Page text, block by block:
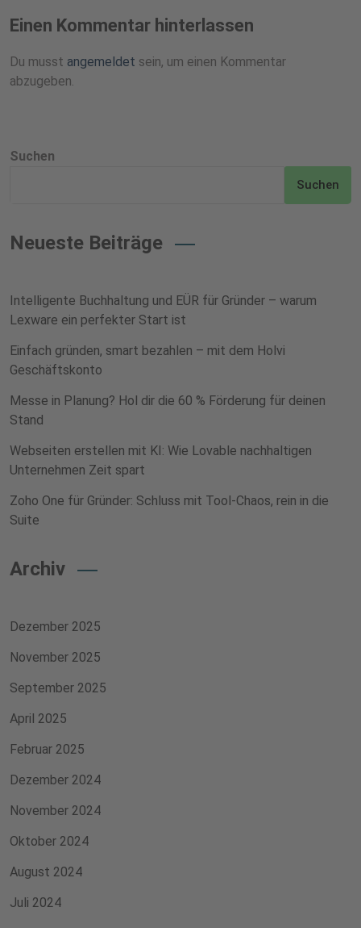
Einen Kommentar hinterlassen
Du musst angemeldet sein, um einen Kommentar
abzugeben.
Suchen
Suchen
Neueste Beiträge
Intelligente Buchhaltung und EÜR für Gründer – warum
Lexware ein perfekter Start ist
Einfach gründen, smart bezahlen – mit dem Holvi
Geschäftskonto
Messe in Planung? Hol dir die 60 % Förderung für deinen
Stand
Webseiten erstellen mit KI: Wie Lovable nachhaltigen
Unternehmen Zeit spart
Zoho One für Gründer: Schluss mit Tool-Chaos, rein in die
Suite
Archiv
Dezember 2025
November 2025
September 2025
April 2025
Februar 2025
Dezember 2024
November 2024
Oktober 2024
August 2024
Juli 2024